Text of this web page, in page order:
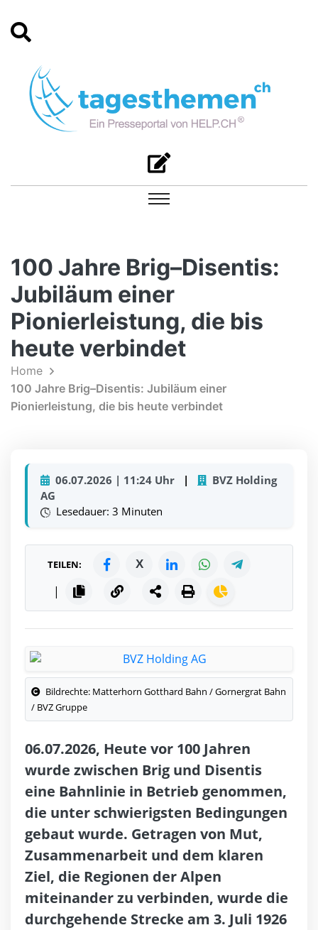
100 Jahre Brig–Disentis:
Jubiläum einer
Pionierleistung, die bis
heute verbindet
Home
100 Jahre Brig–Disentis: Jubiläum einer
Pionierleistung, die bis heute verbindet
06.07.2026 | 11:24 Uhr |
BVZ Holding
AG
Lesedauer: 3 Minuten
TEILEN: X
|
Bildrechte: Matterhorn Gotthard Bahn / Gornergrat Bahn
/ BVZ Gruppe
06.07.2026, Heute vor 100 Jahren
wurde zwischen Brig und Disentis
eine Bahnlinie in Betrieb genommen,
die unter schwierigsten Bedingungen
gebaut wurde. Getragen von Mut,
Zusammenarbeit und dem klaren
Ziel, die Regionen der Alpen
miteinander zu verbinden, wurde die
durchgehende Strecke am 3. Juli 1926